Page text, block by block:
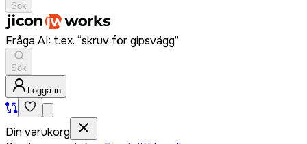
Sök
Fråga AI: t.ex. “skruv för gipsvägg”
Sök
Logga in
Din varukorg